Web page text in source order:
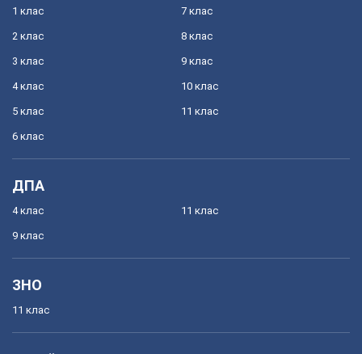
1 клас
2 клас
3 клас
4 клас
5 клас
6 клас
7 клас
8 клас
9 клас
10 клас
11 клас
ДПА
4 клас
9 клас
11 клас
ЗНО
11 клас